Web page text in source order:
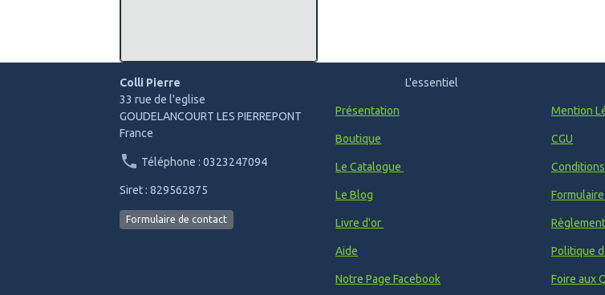
Colli Pierre
33 rue de l'eglise
GOUDELANCOURT LES PIERREPONT
France
Téléphone : 0323247094
Siret : 829562875
Formulaire de contact
L'essentiel
Présentation
Boutique
Le Catalogue
Le Blog
Livre d'or
Aide
Notre Page Facebook
Mention
CGU
Politique
Foire aux